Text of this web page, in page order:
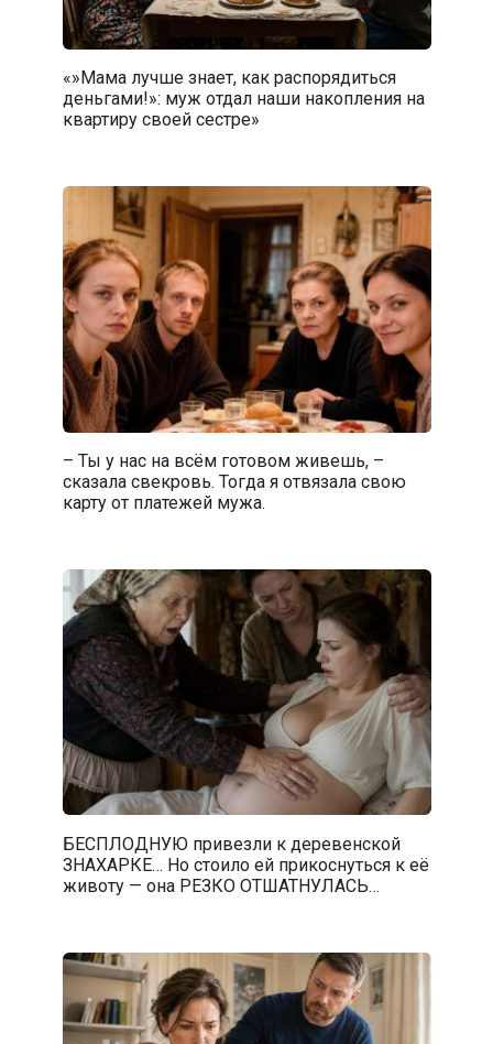
«»Мама лучше знает, как распорядиться
деньгами!»: муж отдал наши накопления на
квартиру своей сестре»
– Ты у нас на всём готовом живешь, –
сказала свекровь. Тогда я отвязала свою
карту от платежей мужа.
БЕСПЛОДНУЮ привезли к деревенской
ЗНАХАРКЕ… Но стоило ей прикоснуться к её
животу — она РЕЗКО ОТШАТНУЛАСЬ…